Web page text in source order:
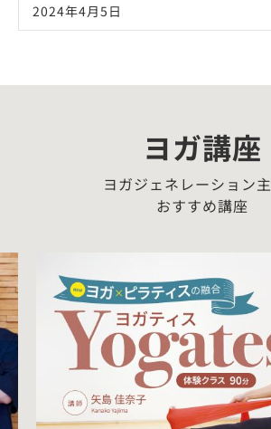
2024年4月5日
ヨガ講座
ヨガジェネレーション
おすすめ講座